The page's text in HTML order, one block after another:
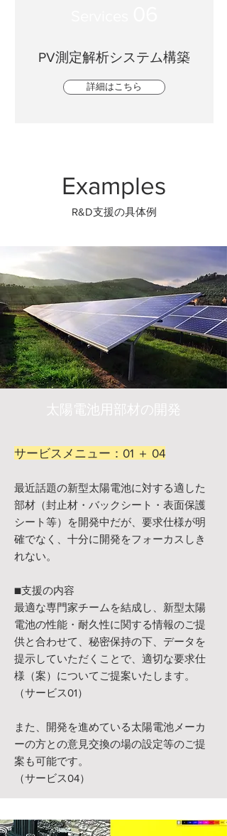
PV測定解析システム構築
詳細はこちら
Examples
R&D支援の具体例
太陽電池用部材の開発
サービスメニュー：01 ＋ 04
最近話題の新型太陽電池に対する適した
部材（封止材・バックシート・表面保護
シート等）を開発中だが、要求仕様が明
確でなく、十分に開発をフォーカスしき
れない。
■支援の内容
最適な専門家チームを結成し、新型太陽
電池の性能・耐久性に関する情報のご提
供と合わせて、秘密保持の下、データを
提示していただくことで、適切な要求仕
様（案）についてご提案いたします。
（サービス01）
また、開発を進めている太陽電池メーカ
ーの方との意見交換の場の設定等のご提
案も可能です。
（サービス04）